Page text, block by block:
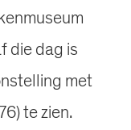
die dag is
met
te zien.